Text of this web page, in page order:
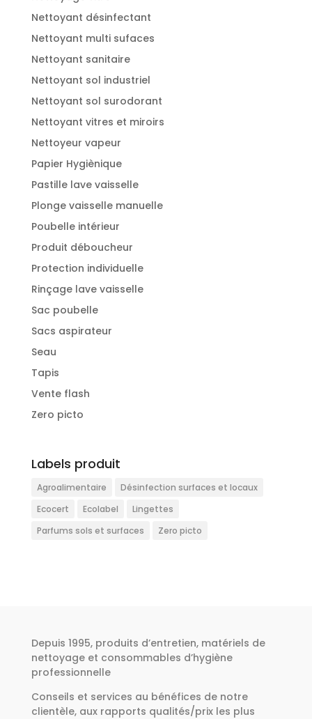
Nettoyant désinfectant
Nettoyant multi sufaces
Nettoyant sanitaire
Nettoyant sol industriel
Nettoyant sol surodorant
Nettoyant vitres et miroirs
Nettoyeur vapeur
Papier Hygiènique
Pastille lave vaisselle
Plonge vaisselle manuelle
Poubelle intérieur
Produit déboucheur
Protection individuelle
Rinçage lave vaisselle
Sac poubelle
Sacs aspirateur
Seau
Tapis
Vente flash
Zero picto
Labels produit
Agroalimentaire
Désinfection surfaces et locaux
Ecocert
Ecolabel
Lingettes
Parfums sols et surfaces
Zero picto
Depuis 1995, produits d’entretien, matériels de
nettoyage et consommables d’hygiène
professionnelle
Conseils et services au bénéfices de notre
clientèle, aux rapports qualités/prix les plus